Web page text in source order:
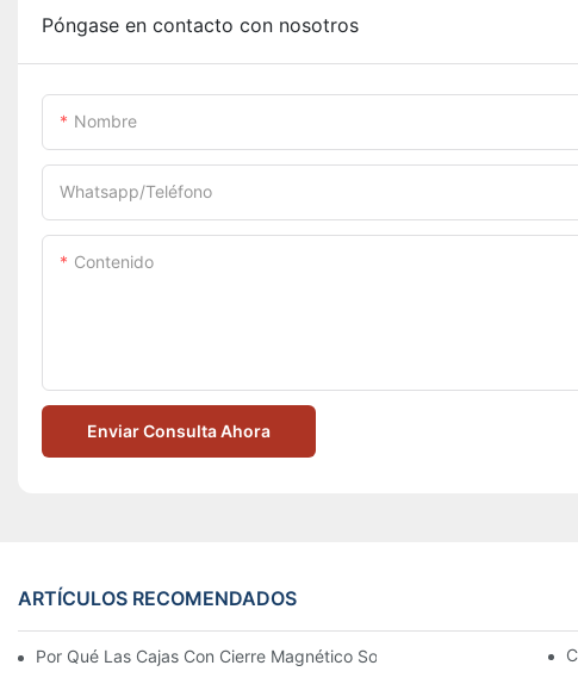
Póngase en contacto con nosotros
Nombre
Whatsapp/Teléfono
Contenido
Enviar Consulta Ahora
ARTÍCULOS RECOMENDADOS
Por Qué Las Cajas Con Cierre Magnético Son La Mejor Opción Para